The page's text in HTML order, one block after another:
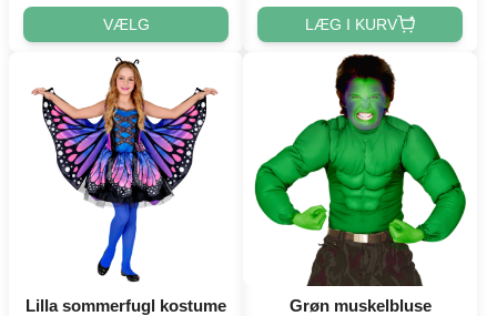
VÆLG LÆG I KURV
Lilla sommerfugl kostume
Grøn muskelbluse